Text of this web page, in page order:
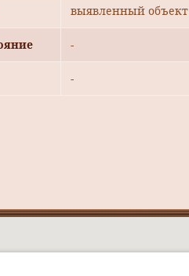
выявленный объект
-
-